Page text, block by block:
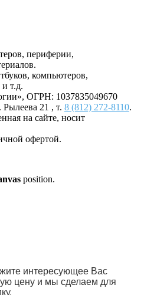
периферии,
компьютеров,
т.д.
, ОГРН: 1037835049670
Рылеева 21 , т. 8 (812) 272-8110.
на сайте, носит
офертой.
position.
интересующее Вас
цену и мы сделаем для